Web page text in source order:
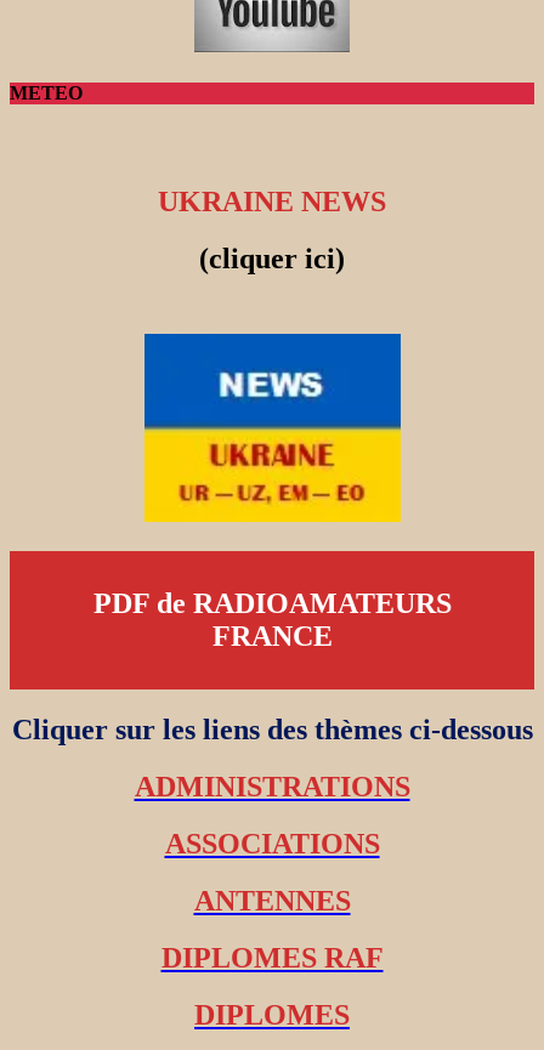
METEO
UKRAINE NEWS
(cliquer ici)
PDF de RADIOAMATEURS
FRANCE
Cliquer sur les liens des thèmes ci-dessous
ADMINISTRATIONS
ASSOCIATIONS
ANTENNES
DIPLOMES RAF
DIPLOMES